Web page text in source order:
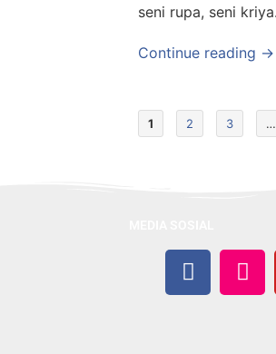
seni rupa, seni
Continue reading →
1 2 3 …